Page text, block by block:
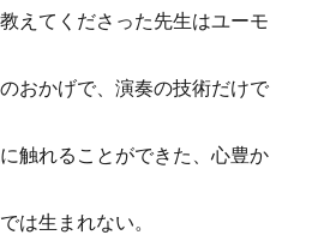
えてくださった先生はユーモ
おかげで、演奏の技術だけで
触れることができた、心豊か
は生まれない。